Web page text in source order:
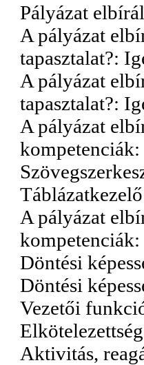
Pályázat
A pályázat
tapasztalat?:
A pályázat
tapasztalat?:
A pályázat
kompetenciák:
A pályázat
kompetenciák:
Döntési
Döntési
Vezetői
Aktivitás,